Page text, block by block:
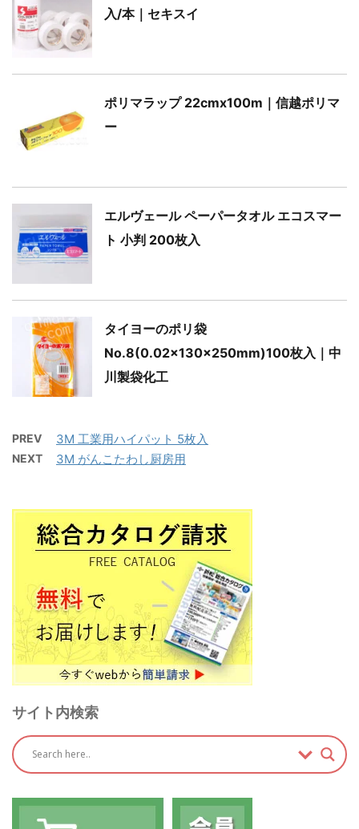
入/本｜セキスイ
ポリマラップ 22cmx100m｜信越ポリマ
ー
エルヴェール ペーパータオル エコスマー
ト 小判 200枚入
タイヨーのポリ袋
No.8(0.02×130×250mm)100枚入｜中
川製袋化工
PREV 3M 工業用ハイパット 5枚入
NEXT 3M がんこたわし厨房用
サイト内検索